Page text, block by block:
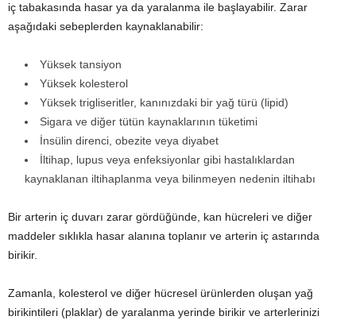
iç tabakasında hasar ya da yaralanma ile başlayabilir. Zarar
aşağıdaki sebeplerden kaynaklanabilir:
Yüksek tansiyon
Yüksek kolesterol
Yüksek trigliseritler, kanınızdaki bir yağ türü (lipid)
Sigara ve diğer tütün kaynaklarının tüketimi
İnsülin direnci, obezite veya diyabet
İltihap, lupus veya enfeksiyonlar gibi hastalıklardan
kaynaklanan iltihaplanma veya bilinmeyen nedenin iltihabı
Bir arterin iç duvarı zarar gördüğünde, kan hücreleri ve diğer
maddeler sıklıkla hasar alanına toplanır ve arterin iç astarında
birikir.
Zamanla, kolesterol ve diğer hücresel ürünlerden oluşan yağ
birikintileri (plaklar) de yaralanma yerinde birikir ve arterlerinizi